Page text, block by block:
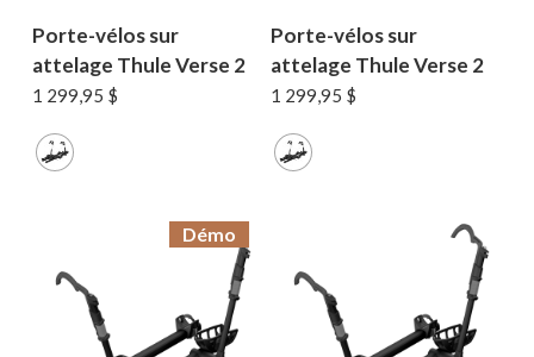
Votre panier est vide.
MAGASINER EN LIGNE
Porte-vélos sur
attelage Thule Verse 2
1 299,95 $
Porte-vélos sur
attelage Thule Verse 2
1 299,95 $
Démo